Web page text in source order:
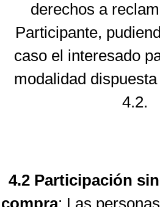
derechos a
Participante,
caso el interesado
modalidad
4.2.
4.2 Participación
compra: Las